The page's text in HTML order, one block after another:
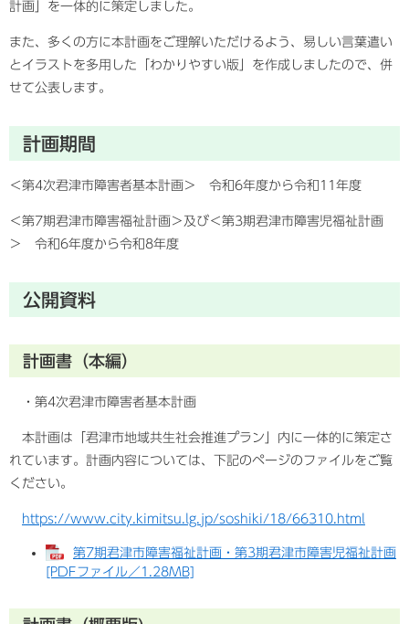
計画」を一体的に策定しました。
また、多くの方に本計画をご理解いただけるよう、易しい言葉遣い
とイラストを多用した「わかりやすい版」を作成しましたので、併
せて公表します。
計画期間
＜第4次君津市障害者基本計画＞ 令和6年度から令和11年度
＜第7期君津市障害福祉計画＞及び＜第3期君津市障害児福祉計画
＞ 令和6年度から令和8年度
公開資料
計画書（本編）
・第4次君津市障害者基本計画
本計画は「君津市地域共生社会推進プラン」内に一体的に策定さ
れています。計画内容については、下記のページのファイルをご覧
ください。
https://www.city.kimitsu.lg.jp/soshiki/18/66310.html
第7期君津市障害福祉計画・第3期君津市障害児福祉計画
[PDFファイル／1.28MB]